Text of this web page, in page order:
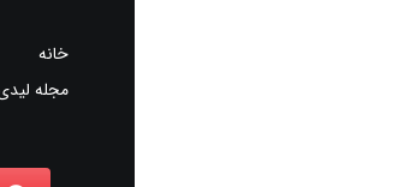
خانه
مجله